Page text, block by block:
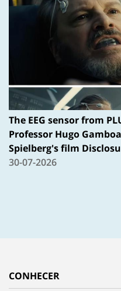
The EEG sensor from
Professor Hugo
Spielberg's film
30-07-2026
CONHECER